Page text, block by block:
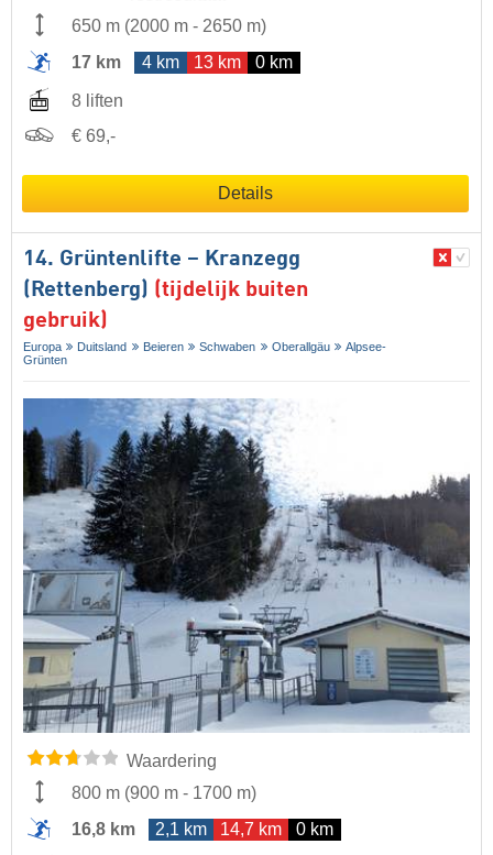
650 m (2000 m - 2650 m)
17 km
4 km 13 km 0 km
8 liften
€ 69,-
Details
14. Grüntenlifte – Kranzegg
(Rettenberg) (tijdelijk buiten
gebruik)
Europa Duitsland Beieren Schwaben Oberallgäu
Alpsee-
Grünten
Waardering
800 m (900 m - 1700 m)
16,8 km
2,1 km 14,7 km 0 km